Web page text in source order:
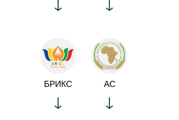
БРИКС АС